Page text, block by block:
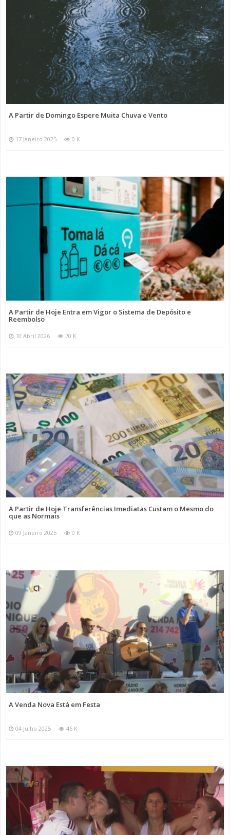
A Partir de Domingo Espere Muita Chuva e Vento
17 Janeiro 2025 0 K
A Partir de Hoje Entra em Vigor o Sistema de Depósito e
Reembolso
10 Abril 2026 70 K
A Partir de Hoje Transferências Imediatas Custam o Mesmo do
que as Normais
09 Janeiro 2025 0 K
A Venda Nova Está em Festa
04 Julho 2025 46 K